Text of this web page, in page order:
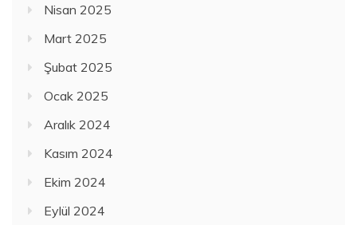
Nisan 2025
Mart 2025
Şubat 2025
Ocak 2025
Aralık 2024
Kasım 2024
Ekim 2024
Eylül 2024